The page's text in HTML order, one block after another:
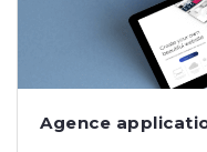
Agence